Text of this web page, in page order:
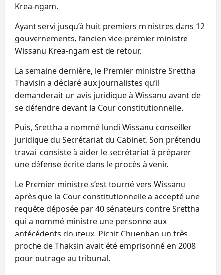
Krea-ngam.
Ayant servi jusqu’à huit premiers ministres dans 12
gouvernements, l’ancien vice-premier ministre
Wissanu Krea-ngam est de retour.
La semaine dernière, le Premier ministre Srettha
Thavisin a déclaré aux journalistes qu’il
demanderait un avis juridique à Wissanu avant de
se défendre devant la Cour constitutionnelle.
Puis, Srettha a nommé lundi Wissanu conseiller
juridique du Secrétariat du Cabinet. Son prétendu
travail consiste à aider le secrétariat à préparer
une défense écrite dans le procès à venir.
Le Premier ministre s’est tourné vers Wissanu
après que la Cour constitutionnelle a accepté une
requête déposée par 40 sénateurs contre Srettha
qui a nommé ministre une personne aux
antécédents douteux. Pichit Chuenban un très
proche de Thaksin avait été emprisonné en 2008
pour outrage au tribunal.